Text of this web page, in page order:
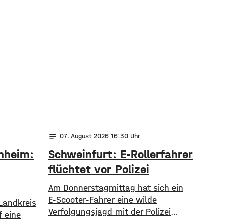
eine
notes 07. August 2026 16:30
Schweinfurt: E-Rollerfahrer
flüchtet vor Polizei
Am Donnerstagmittag hat sich ein
E-Scooter-Fahrer eine wilde
Verfolgungsjagd mit der Polizei